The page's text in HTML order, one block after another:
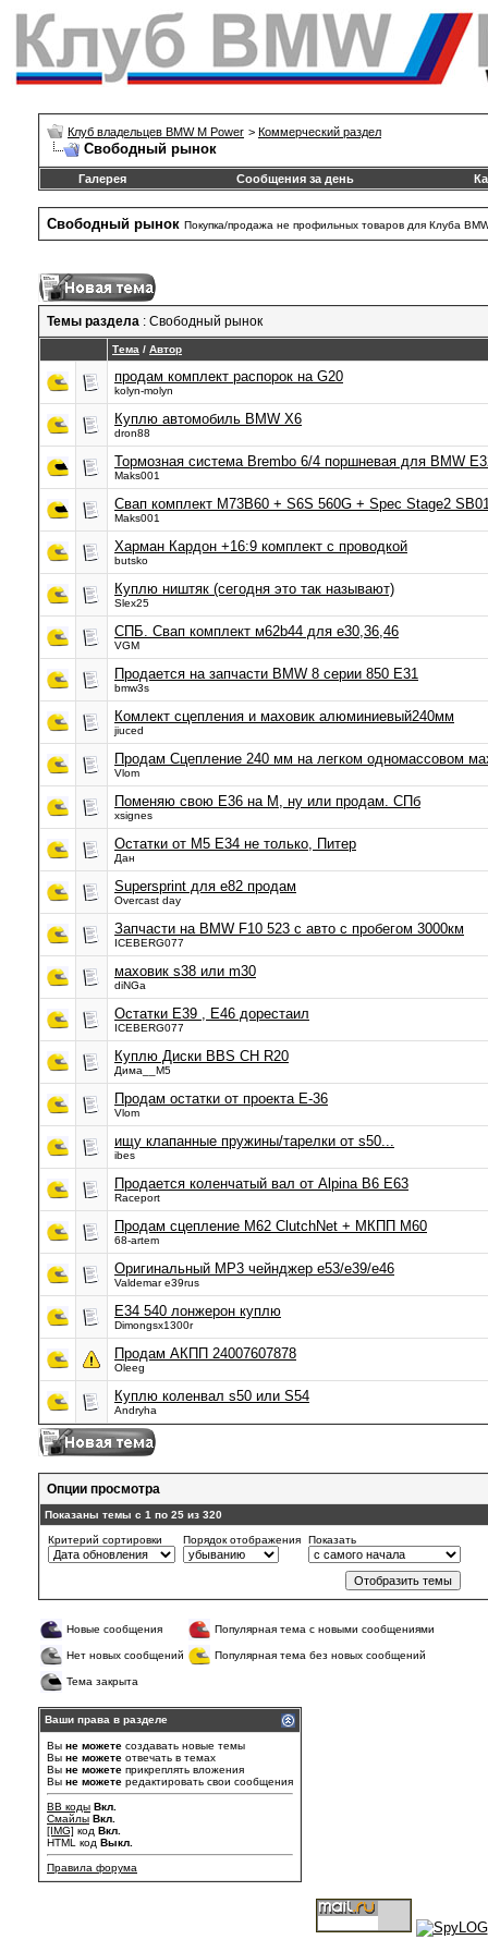
Клуб владельцев BMW M Power > Коммерческий раздел
Свободный рынок
Галерея Сообщения за день
Свободный рынок Покупка/продажа не профильных товаров для Клуба
Темы раздела : Свободный рынок
Тема / Автор
продам комплект распорок на G20
kolyn-molyn
Куплю автомобиль BMW X6
dron88
Тормозная система Brembo 6/4 поршневая для BMW
Maks001
Свап комплект M73B60 + S6S 560G + Spec Stage2
Maks001
Харман Кардон +16:9 комплект с проводкой
butsko
Куплю ништяк (сегодня это так называют)
Slex25
СПБ. Свап комплект м62b44 для е30,36,46
VGM
Продается на запчасти BMW 8 серии 850 E31
bmw3s
Комлект сцепления и маховик алюминиевый240мм
jiuced
Продам Сцепление 240 мм на легком одномассовом
Vlom
Поменяю свою Е36 на М, ну или продам. СПб
xsignes
Остатки от М5 Е34 не только, Питер
Дан
Supersprint для е82 продам
Overcast day
Запчасти на BMW F10 523 с авто с пробегом 3000км
ICEBERG077
маховик s38 или m30
diNGa
Остатки Е39 , Е46 дорестаил
ICEBERG077
Куплю Диски BBS CH R20
Дима__М5
Продам остатки от проекта Е-36
Vlom
ищу клапанные пружины/тарелки от s50...
ibes
Продается коленчатый вал от Alpina B6 E63
Raceport
Продам сцепление M62 ClutchNet + МКПП М60
68-artem
Оригинальный МР3 чейнджер е53/е39/е46
Valdemar e39rus
E34 540 лонжерон куплю
Dimongsx1300r
Продам АКПП 24007607878
Oleeg
Куплю коленвал s50 или S54
Andryha
Опции просмотра
Показаны темы с 1 по 25 из 320
Критерий сортировки Порядок отображения Показать
Новые сообщения Популярная тема с новыми сообщениями
Нет новых сообщений Популярная тема без новых сообщений
Тема закрыта
Ваши права в разделе
Вы не можете создавать новые темы
Вы не можете отвечать в темах
Вы не можете прикреплять вложения
Вы не можете редактировать свои сообщения
BB коды Вкл.
Смайлы Вкл.
[IMG] код Вкл.
HTML код Выкл.
Правила форума